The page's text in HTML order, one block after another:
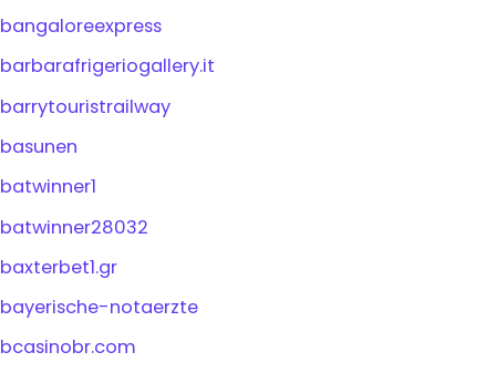
bangaloreexpress
barbarafrigeriogallery.it
barrytouristrailway
basunen
batwinner1
batwinner28032
baxterbet1.gr
bayerische-notaerzte
bcasinobr.com